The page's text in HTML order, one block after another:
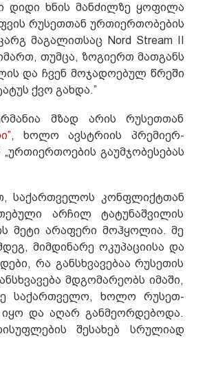
დიდი ხნის მანძილზე ყოფილა
რუსეთთან ურთიერთობების
მაგალითსაც Nord Stream II
თუმცა, ზოგიერთ მათგანს
და ჩვენ მოჯადოებულ წრეში
ქვო გახდა.”
მზად არის რუსეთთან
, ხოლო ავსტრიის პრემიერ-
გაუმჯობესებას
საქართველოს კონფლიქტთან
არჩილ ტატუნაშვილის
მეტი არაფერი მოჰყოლია. მე
მიმდინარე ოკუპაციისა და
რა განსხვავებაა რუსეთის
მდგომარეობს იმაში,
საქართველო, ხოლო რუსეთ-
და აღარ განმეორდებოდა.
შესახებ სრულიად